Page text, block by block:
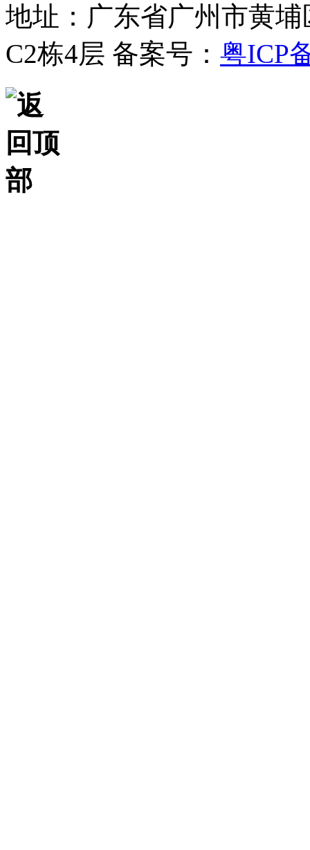
地址：广东省广州市黄
C2栋4层 备案号： 粤ICP